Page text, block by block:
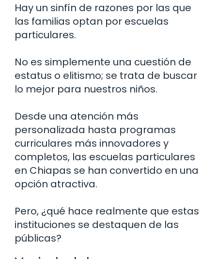
Hay un sinfín de razones por las que
las familias optan por escuelas
particulares.
No es simplemente una cuestión de
estatus o elitismo; se trata de buscar
lo mejor para nuestros niños.
Desde una atención más
personalizada hasta programas
curriculares más innovadores y
completos, las escuelas particulares
en Chiapas se han convertido en una
opción atractiva.
Pero, ¿qué hace realmente que estas
instituciones se destaquen de las
públicas?